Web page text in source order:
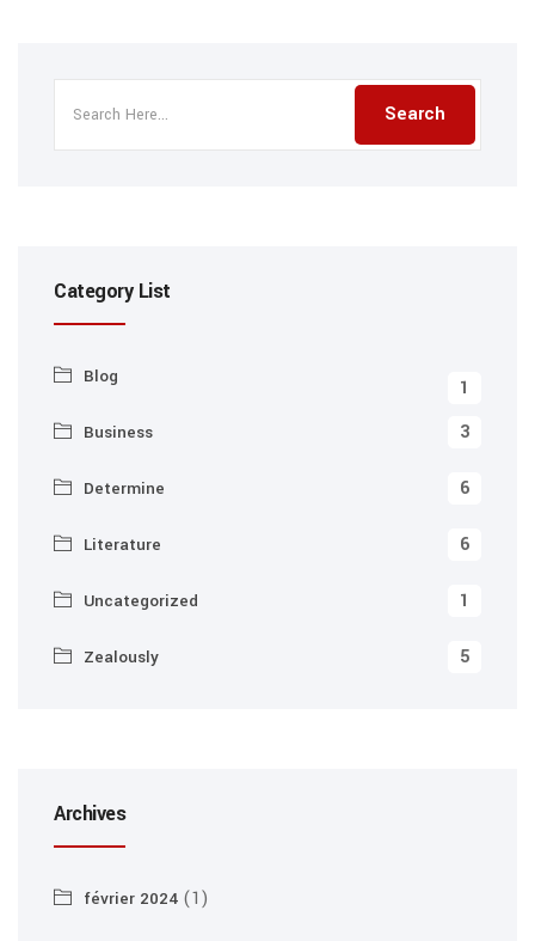
Category List
Blog 1
Business 3
Determine 6
Literature 6
Uncategorized 1
Zealously 5
Archives
février 2024 (1)